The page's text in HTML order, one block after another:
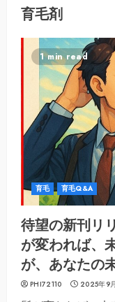
育毛剤
1 min read
育毛 育毛Q&A
待望の新刊リ
が変われば、
が、あなたの
PHI72110 2025年9